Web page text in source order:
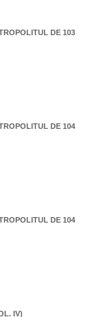
DE 103
DE 104
DE 104
IV)